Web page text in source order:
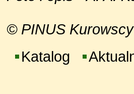
© PINUS
Katalog